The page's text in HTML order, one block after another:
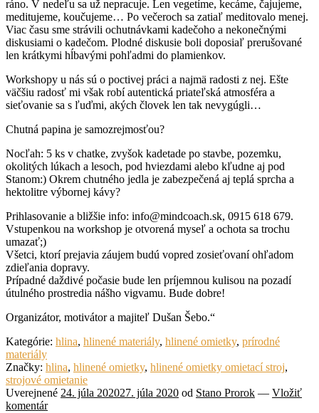
ráno. V nedeľu sa už nepracuje. Len vegetíme, kecáme, čajujeme,
meditujeme, koučujeme… Po večeroch sa zatiaľ meditovalo menej.
Viac času sme strávili ochutnávkami kadečoho a nekonečnými
diskusiami o kadečom. Plodné diskusie boli doposiaľ prerušované
len krátkymi hĺbavými pohľadmi do plamienkov.
Workshopy u nás sú o poctivej práci a najmä radosti z nej. Ešte
väčšiu radosť mi však robí autentická priateľská atmosféra a
sieťovanie sa s ľuďmi, akých človek len tak nevygúgli…
Chutná papina je samozrejmosťou?
Nocľah: 5 ks v chatke, zvyšok kadetade po stavbe, pozemku,
okolitých lúkach a lesoch, pod hviezdami alebo kľudne aj pod
Stanom:) Okrem chutného jedla je zabezpečená aj teplá sprcha a
hektolitre výbornej kávy?
Prihlasovanie a bližšie info: info@mindcoach.sk, 0915 618 679.
Vstupenkou na workshop je otvorená myseľ a ochota sa trochu
umazať;)
Všetci, ktorí prejavia záujem budú vopred zosieťovaní ohľadom
zdieľania dopravy.
Prípadné daždivé počasie bude len príjemnou kulisou na pozadí
útulného prostredia nášho vigvamu. Bude dobre!
Organizátor, motivátor a majiteľ Dušan Šebo.“
Kategórie: hlina, hlinené materiály, hlinené omietky, prírodné
materiály
Značky: hlina, hlinené omietky, hlinené omietky omietací stroj,
strojové omietanie
Uverejnené 24. júla 202027. júla 2020 od Stano Prorok — Vložiť
komentár